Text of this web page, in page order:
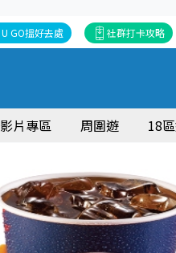
社群打卡攻略
U GO搵好去處
影片專區 周圍遊 18